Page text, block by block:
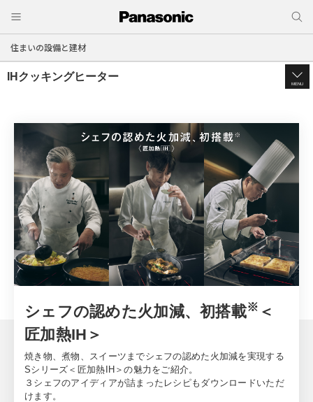
住まいの設備と建材
IHクッキングヒーター
MENU
の認めた火加減、初搭載※
＜
IH＞
物、スイーツまでシェフの認めた火加減を実現する
＜匠加熱IH＞の魅力をご紹介。
アイディアが詰まったレシピもダウンロードいただ
いつも